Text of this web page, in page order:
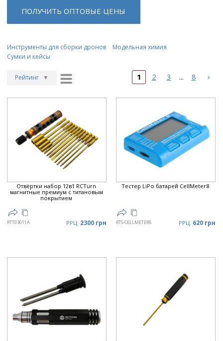
ПОЛУЧИТЬ ОПТОВЫЕ ЦЕНЫ
Инструменты для сборки дронов
Модельная химия
Сумки и кейсы
Рейтинг ▼
▼
Цена ▲
▼
1 2 3 ... 8 ›
Отвёртки набор 12в1 RCTurn
магнитные премиум с титановым
покрытием
RTT03011A РРЦ: 2300 грн
Тестер LiPo батарей CellMeter8
RTS-CELLMETER8 РРЦ: 620 грн